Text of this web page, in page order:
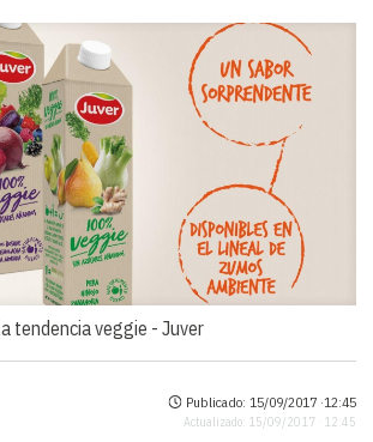
tendencia veggie -Juver
Publicado: 15/09/2017 ·12:45
Actualizado: 15/09/2017 · 12:45